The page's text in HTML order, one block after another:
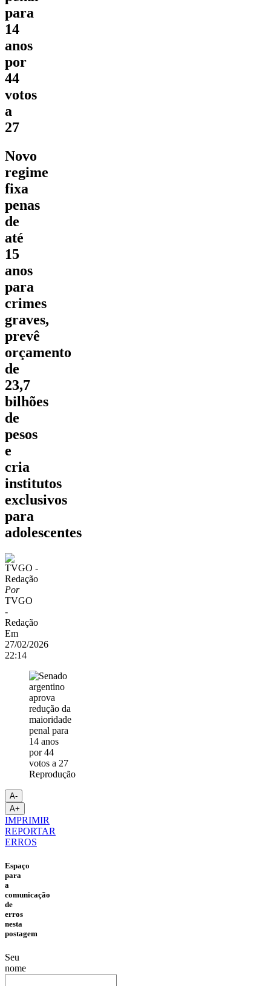
para
14
anos
por
44
votos
a
27
Novo
regime
fixa
penas
de
até
15
anos
para
crimes
graves,
prevê
orçamento
de
23,7
bilhões
de
pesos
e
cria
institutos
exclusivos
para
adolescentes
Por
TVGO
-
Redação
Em
27/02/2026
22:14
Reprodução
A-
A+
IMPRIMIR
REPORTAR
ERROS
Espaço
para
a
comunicação
de
erros
nesta
postagem
Seu
nome